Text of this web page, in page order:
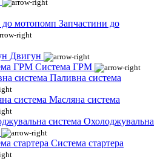
Запчастини до
Двигун
Система ГРМ
Паливна система
Масляна система
Охолоджувальна
Система стартера